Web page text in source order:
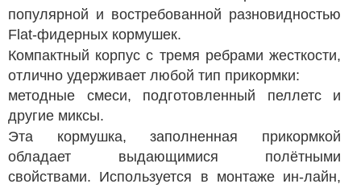
популярной и востребованной разновидностью
Flat-фидерных кормушек.
Компактный корпус с тремя ребрами жесткости,
отлично удерживает любой тип прикормки:
методные смеси, подготовленный пеллетс и
другие миксы.
Эта кормушка, заполненная прикормкой
обладает выдающимися полётными
свойствами. Используется в монтаже ин-лайн,